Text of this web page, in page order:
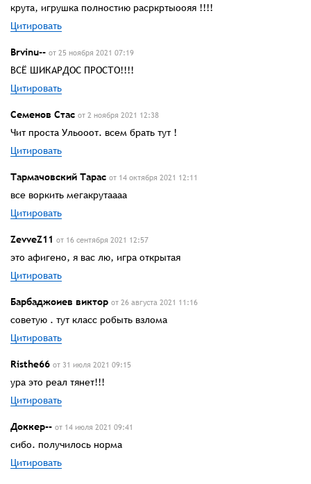
крута, игрушка полностию расркртыоояя !!!!
Цитировать
Brvinu-- от 25 ноября 2021 07:19
ВСЁ ШИКАРДОС ПРОСТО!!!!
Цитировать
Семенов Стас от 2 ноября 2021 12:38
Чит проста Ульооот. всем брать тут !
Цитировать
Тармачовский Тарас от 14 октября 2021 12:11
все воркить мегакрутаааа
Цитировать
ZevveZ11 от 16 сентября 2021 12:57
это афигено, я вас лю, игра открытая
Цитировать
Барбаджоиев виктор от 26 августа 2021 11:16
советую . тут класс робыть взлома
Цитировать
Risthe66 от 31 июля 2021 09:15
ура это реал тянет!!!
Цитировать
Доккер-- от 14 июля 2021 09:41
сибо. получилось норма
Цитировать